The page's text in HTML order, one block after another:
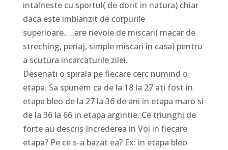
intalneste cu sportul( de dorit in natura) chiar
daca este imblanzit de corpurile
superioare…..are nevoie de miscari( macar de
streching, periaj, simple miscari in casa) pentru
a scutura incarcaturile zilei.
Desenati o spirala pe fiecare cerc numind o
etapa. Sa spunem ca de la 18 la 27 ati fost in
etapa bleo de la 27 la 36 de ani in etapa maro si
de la 36 la 66 in etapa argintie. Ce triunghi de
forte au descris Increderea in Voi in fiecare
etapa? Pe ce s-a bazat ea? Ex: in etapa bleo